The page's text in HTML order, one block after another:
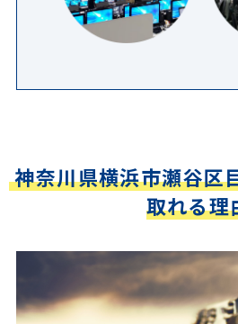
神奈川県横浜市瀬谷区
取れる理